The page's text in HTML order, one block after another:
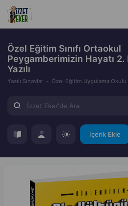
Özel Eğitim Sınıfı Ortaokul
Peygamberimizin Hayatı 2.
Yazılı
Yazılı Sınavlar Özel Eğitim Uygulama Okulu
İçerik Ekle